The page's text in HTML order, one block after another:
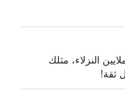
النزلاء، مثلك
ثقة!